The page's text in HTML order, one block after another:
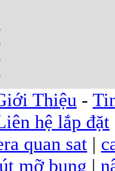
Thiệu -
hệ lắp đặt
quan sat |
mỡ bụng |